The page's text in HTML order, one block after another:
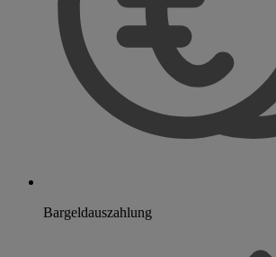
Bargeldauszahlung